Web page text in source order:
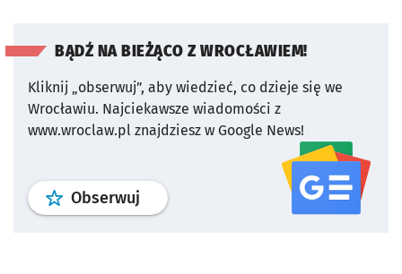
BĄDŹ NA BIEŻĄCO Z WROCŁAWIEM!
Kliknij „obserwuj”, aby wiedzieć, co dzieje się we
Wrocławiu. Najciekawsze wiadomości z
www.wroclaw.pl znajdziesz w Google News!
Obserwuj profil serwisu